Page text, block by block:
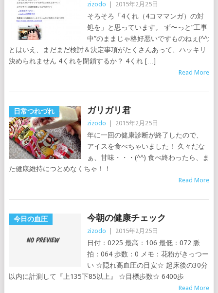
zizodo 2015年2月25日
そろそろ「4くれ（4コママンガ）の対
処を」と思っています。 ず〜っと”工事
中”のままじゃ格好悪いですものねぇ(^^;
とはいえ、まだまだ検討＆決定事項がたくさんあって、ハッキリ
決められません 4くれを閉鎖するか？ 4くれ […]
Read More
日常つれづれ ガリガリ君
zizodo 2015年2月25日
年に一回の健康診断が終了したので、
アイスを食べちゃいました！ 久々だな
ぁ、甘味・・・(^^) 食べ終わったら、ま
た健康維持につとめなくちゃ！！
Read More
今日の血圧 今朝の健康チェック
zizodo 2015年2月25日
日付：0225 最高：106 最低：072 脈
拍：064 歩数：0 メモ：花粉がきっつー
い ☆隠れ高血圧の目安☆ 起床後の30分
以内に計測して『上135下85以上』 ☆目標歩数☆ 6400歩
Read More